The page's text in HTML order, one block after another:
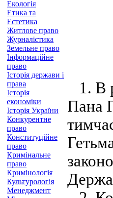
Екологія
Етика та
Естетика
Житлове право
Журналістика
Земельне право
Інформаційне
право
Історія держави і
права
Історія
економіки
Історія України
Конкурентне
право
Конституційне
право
Кримінальне
право
Кримінологія
Культурологія
Менеджмент
1. В
Пана